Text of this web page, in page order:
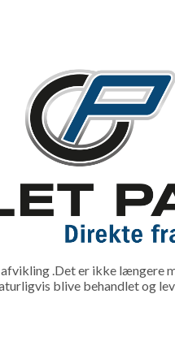
.Det er ikke længere
blive behandlet og